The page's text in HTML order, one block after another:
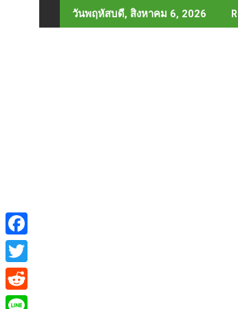
to
วันพฤหัสบดี, สิงหาคม 6, 2026
F
a
c
T
w
R